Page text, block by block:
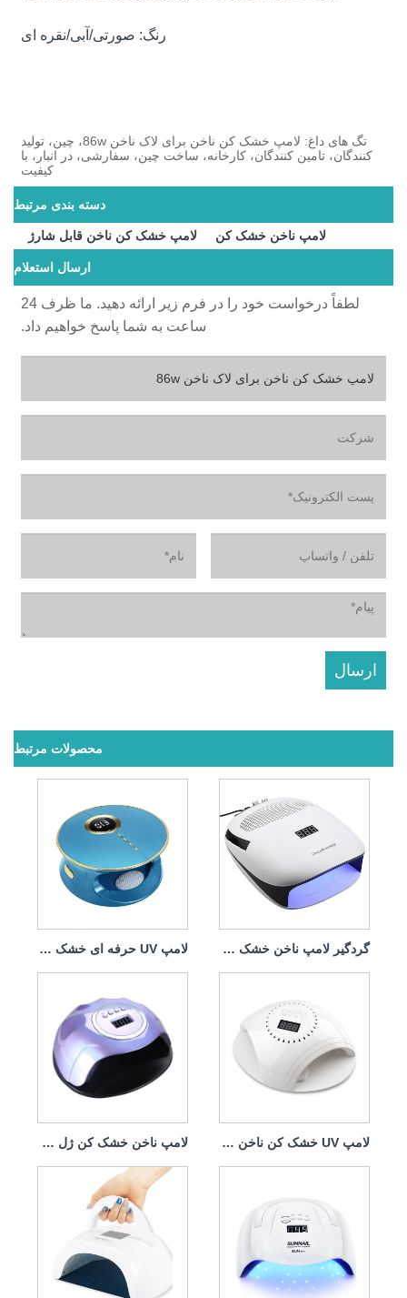
رنگ: صورتی/آبی/نقره ای
تگ های داغ: لامپ خشک کن ناخن برای لاک ناخن 86w، چین، تولید
کنندگان، تامین کنندگان، کارخانه، ساخت چین، سفارشی، در انبار، با
کیفیت
دسته بندی مرتبط
لامپ خشک کن ناخن قابل شارژ لامپ ناخن خشک کن
ارسال استعلام
لطفاً درخواست خود را در فرم زیر ارائه دهید. ما ظرف 24
ساعت به شما پاسخ خواهیم داد.
محصولات مرتبط
لامپ UV حرفه ای خشک کن ناخن 168w گردگیر لامپ ناخن خشک کن 140w 4 in1